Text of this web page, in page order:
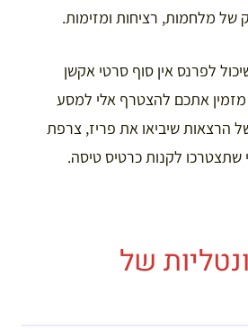
לפרנס אין סוף סרטי אקשן
מזמין אתכם להצטרף אלי למסע
הרצאות שיביאו את פריז, צרפת
שתצטרכו לקנות כרטיס טיסה.
של